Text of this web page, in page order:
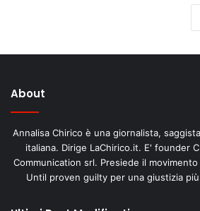
About
Annalisa Chirico è una giornalista,
italiana. Dirige LaChirico.it. E' founder
Communication srl. Presiede il
Until proven guilty per una giustizia